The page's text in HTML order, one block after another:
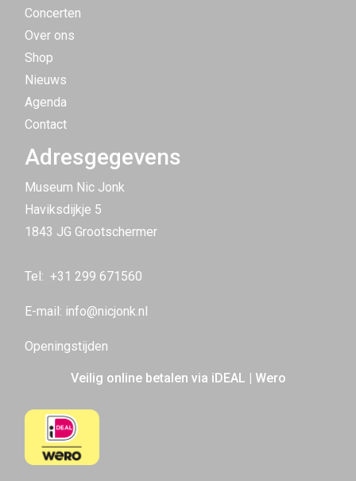
Concerten
Over ons
Shop
Nieuws
Agenda
Contact
Adresgegevens
Museum Nic Jonk
Haviksdijkje 5
1843 JG Grootschermer
Tel:+31 299 671560
E-mail: info@nicjonk.nl
Openingstijden
Veilig online betalen via iDEAL | Wero